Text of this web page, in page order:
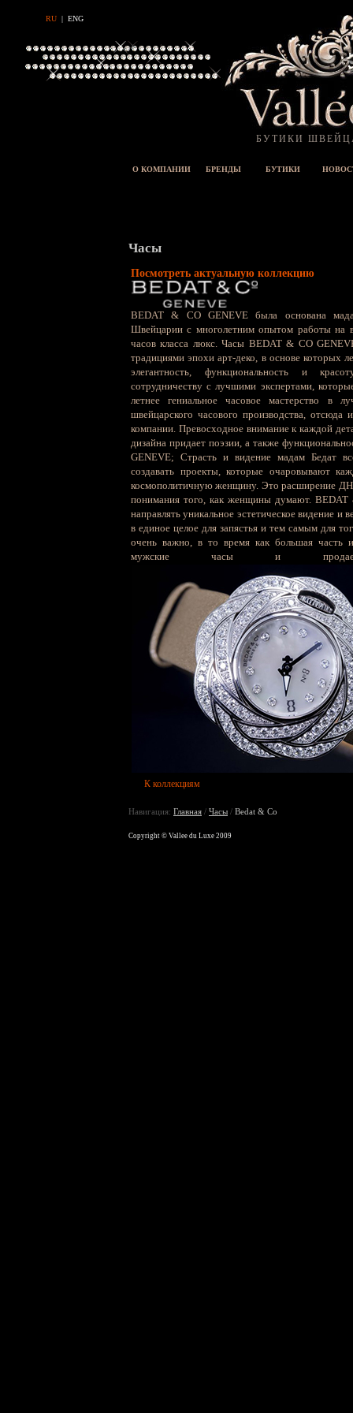
RU | ENG
БУТИКИ
О КОМПАНИИ БРЕНДЫ БУТИКИ
Часы
Посмотреть актуальную коллекцию
BEDAT & CO GENEVE была основана
Швейцарии с многолетним опытом работы на
часов класса люкс. Часы BEDAT & CO
традициями эпохи арт-деко, в основе которых
элегантность, функциональность и
сотрудничеству с лучшими экспертами,
летнее гениальное часовое мастерство в
швейцарского часового производства, отсюда
компании. Превосходное внимание к каждой
дизайна придает поэзии, а также
GENEVE; Страсть и видение мадам Бедат
создавать проекты, которые очаровывают
космополитичную женщину. Это расширение
понимания того, как женщины думают. BEDAT
направлять уникальное эстетическое видение
в единое целое для запястья и тем самым для
очень важно, в то время как большая часть
мужские часы и
К коллекциям
Навигация: Главная / Часы / Bedat & Co
Copyright © Vallee du Luxe 2009